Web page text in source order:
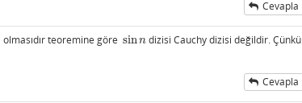
Cevapla
teoremine göre sinn
sinn dizisi Cauchy dizisi değildir. Çünkü
Cevapla